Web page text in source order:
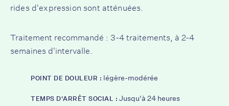
rides d'expression sont atténuées.
Traitement recommandé : 3-4 traitements, à 2-4
semaines d'intervalle.
POINT DE DOULEUR : légère-modérée
TEMPS D'ARRÊT SOCIAL : Jusqu'à 24 heures